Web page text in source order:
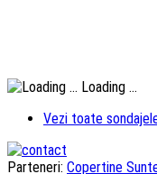
Loading ...
Vezi toate
Parteneri: Copertine